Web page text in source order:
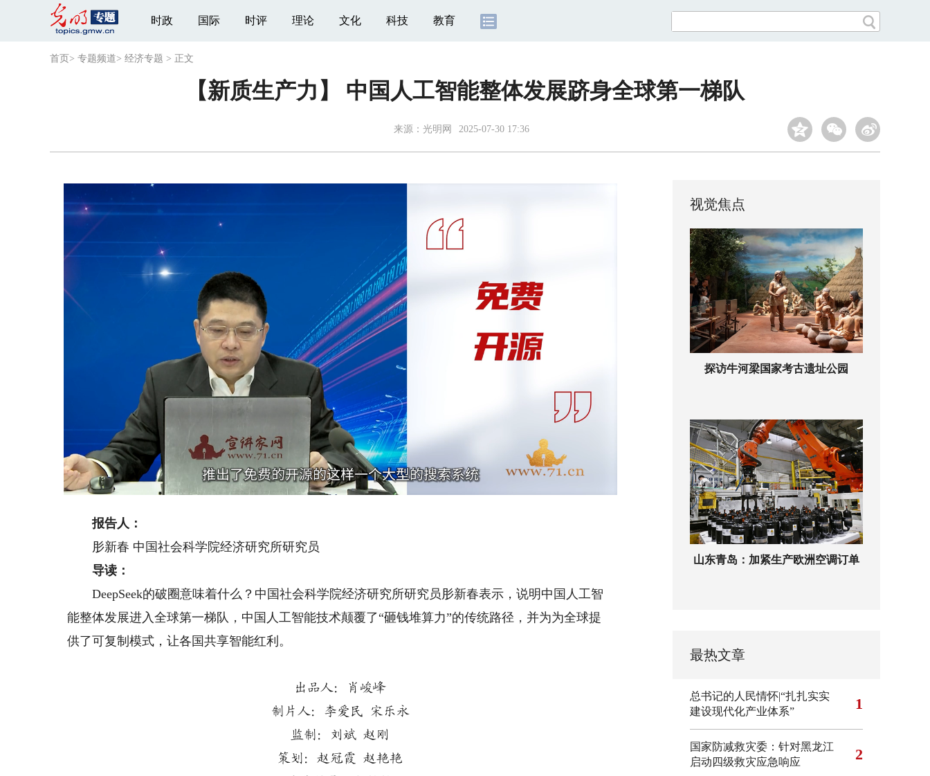
时政 国际 时评 理论 文化 科技 教育
首页 > 专题频道> 经济专题 > 正文
【新质生产力】 中国人工智能整体发展跻身全球第一梯队
来源： 光明网 2025-07-30 17:36
18.28%
Rate
报告人：
肜新春 中国社会科学院经济研究所研究员
导读：
DeepSeek的破圈意味着什么？中国社会科学院经济研究所研究员肜新春表示，说明中国人工智
能整体发展进入全球第一梯队，中国人工智能技术颠覆了“砸钱堆算力”的传统路径，并为为全球提
供了可复制模式，让各国共享智能红利。
出品人：肖峻峰
制片人：李爱民 宋乐永
监制：刘斌 赵刚
策划：赵冠霞 赵艳艳
视觉焦点
探访牛河梁国家考古遗址公园
山东青岛：加紧生产欧洲空调订单
最热文章
总书记的人民情怀|“扎扎实实
建设现代化产业体系”
1
国家防减救灾委：针对黑龙江
启动四级救灾应急响应
2